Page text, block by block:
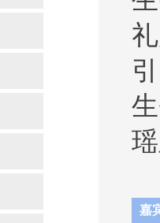
嘉